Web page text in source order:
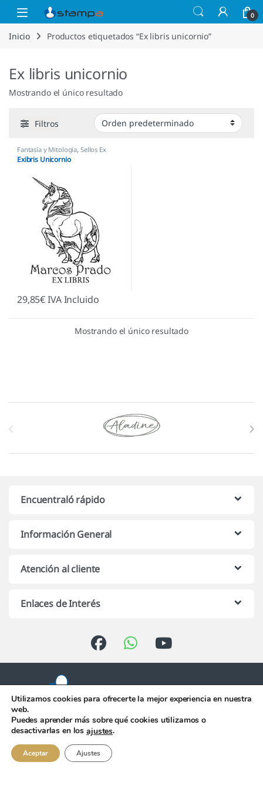
Saltar a la navegación
Saltar al contenido
Open 0
Inicio Productos etiquetados “Ex libris unicornio”
Ex libris unicornio
Mostrando el único resultado
Filtros
Fantasía y Mitología, Sellos Ex
Libris
Exibris Unicornio
29,85€IVA Incluido
Mostrando el único resultado
Marcas De Carrusel
Encuentraló rápido
Información General
Atención al cliente
Enlaces de Interés
Atención telefónica de 10:00 h.
956 344 058
Utilizamos cookies para ofrecerte la mejor experiencia en nuestra
web.
Puedes aprender más sobre qué cookies utilizamos o
desactivarlas en losajustes.
Aceptar Ajustes